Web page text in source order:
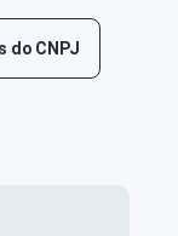
do CNPJ